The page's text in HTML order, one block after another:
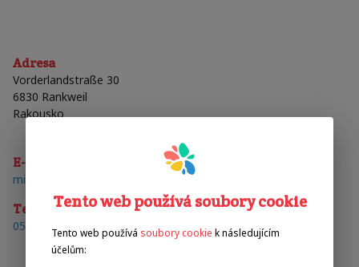
Adresa
Vorderlandstraße 30
6830 Rankweil
Rakousko
E-mail
michaela.entner@rankweil.at
Telefon
05522/4051403
Tento web používá soubory cookie
Tento web používá soubory cookie k následujícím
účelům: